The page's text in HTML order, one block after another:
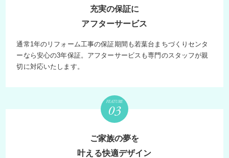
充実の保証に
アフターサービス
通常1年のリフォーム工事の保証期間も若葉台まちづくりセンタ
ーなら安心の3年保証。アフターサービスも専門のスタッフが親
切に対応いたします。
FEATURE
ご家族の夢を
叶える快適デザイン